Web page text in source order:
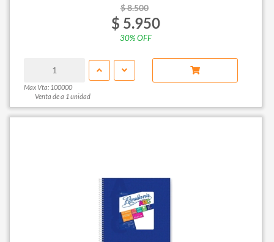
$ 8.500
$ 5.950
30% OFF
Max Vta: 100000
Venta de a 1 unidad